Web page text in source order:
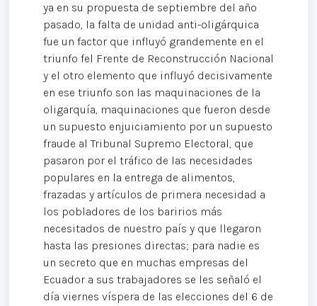
ya en su propuesta de septiembre del año
pasado, la falta de unidad anti-oligárquica
fue un factor que influyó grandemente en el
triunfo fel Frente de Reconstrucción Nacional
y el otro elemento que influyó decisivamente
en ese triunfo son las maquinaciones de la
oligarquía, maquinaciones que fueron desde
un supuesto enjuiciamiento por un supuesto
fraude al Tribunal Supremo Electoral, que
pasaron por el tráfico de las necesidades
populares en la entrega de alimentos,
frazadas y artículos de primera necesidad a
los pobladores de los baririos más
necesitados de nuestro país y que llegaron
hasta las presiones directas; para nadie es
un secreto que en muchas empresas del
Ecuador a sus trabajadores se les señaló el
día viernes víspera de las elecciones del 6 de